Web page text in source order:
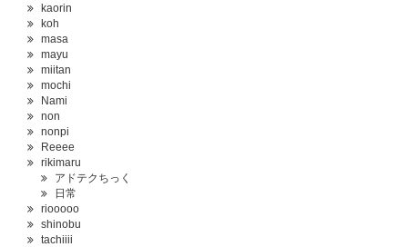
kaorin
koh
masa
mayu
miitan
mochi
Nami
non
nonpi
Reeee
rikimaru
アドテクちっく
日常
riooooo
shinobu
tachiiii